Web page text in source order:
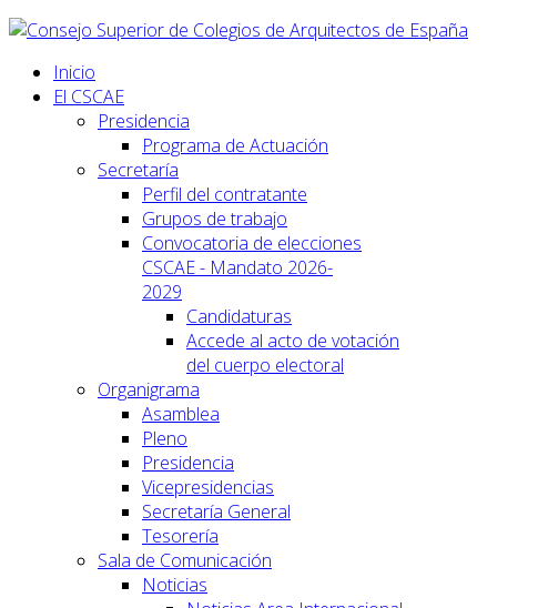
Inicio
El CSCAE
Presidencia
Programa de Actuación
Secretaría
Perfil del contratante
Grupos de trabajo
Convocatoria de elecciones
CSCAE - Mandato 2026-
2029
Candidaturas
Accede al acto de votación
del cuerpo electoral
Organigrama
Asamblea
Pleno
Presidencia
Vicepresidencias
Secretaría General
Tesorería
Sala de Comunicación
Noticias